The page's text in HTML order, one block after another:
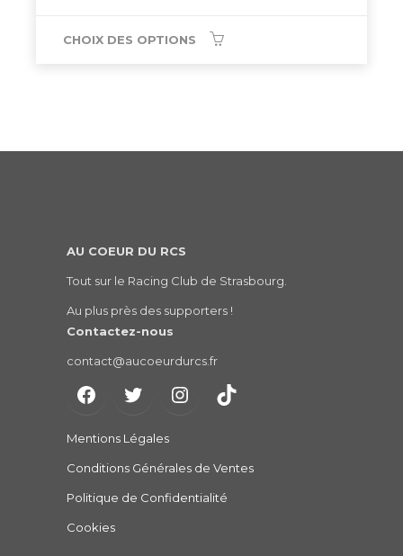
CHOIX DES OPTIONS
AU COEUR DU RCS
Tout sur le Racing Club de Strasbourg.
Au plus près des supporters !
Contactez-nous
contact@aucoeurdurcs.fr
Mentions Légales
Conditions Générales de Ventes
Politique de Confidentialité
Cookies